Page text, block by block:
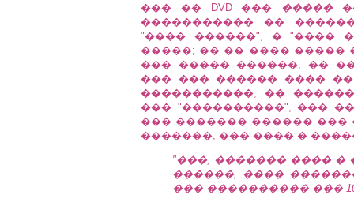
��� �� DVD ��� �����
����������� ��
"���� ������", � "����
�����; �� �� ���� �����
��� ����� ������, ��
��� ��� ������ ����
�����������, ��
��� "����������", ���
��� ������� ������ ���
�������, ��� ���� �
"���, ������� ���� �
������, ����
��� ���������� ���